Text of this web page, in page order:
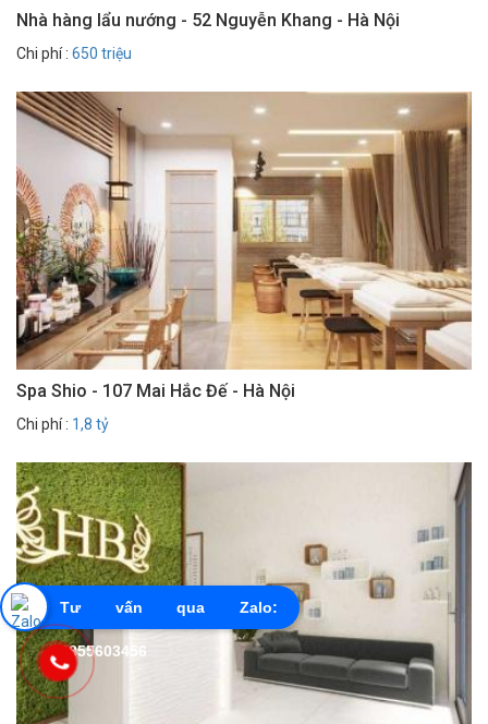
Nhà hàng lẩu nướng - 52 Nguyễn Khang - Hà Nội
Chi phí : 650 triệu
Spa Shio - 107 Mai Hắc Đế - Hà Nội
Chi phí : 1,8 tỷ
Tư vấn qua Zalo:
0855603456